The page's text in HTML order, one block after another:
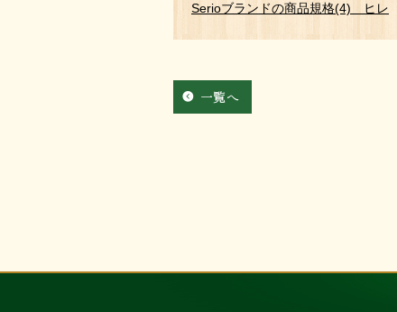
Serioブランドの商品規格(4) ヒレ